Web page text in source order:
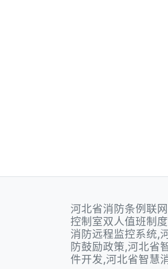
河北省消防条例联
控制室双人值班制
消防远程监控系统,
防鼓励政策,河北省
件开发,河北省智慧